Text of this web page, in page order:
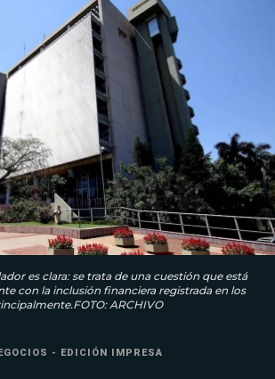
es clara: se trata de una cuestión que está
con la inclusión financiera registrada en los
ARCHIVO
- EDICIÓN IMPRESA